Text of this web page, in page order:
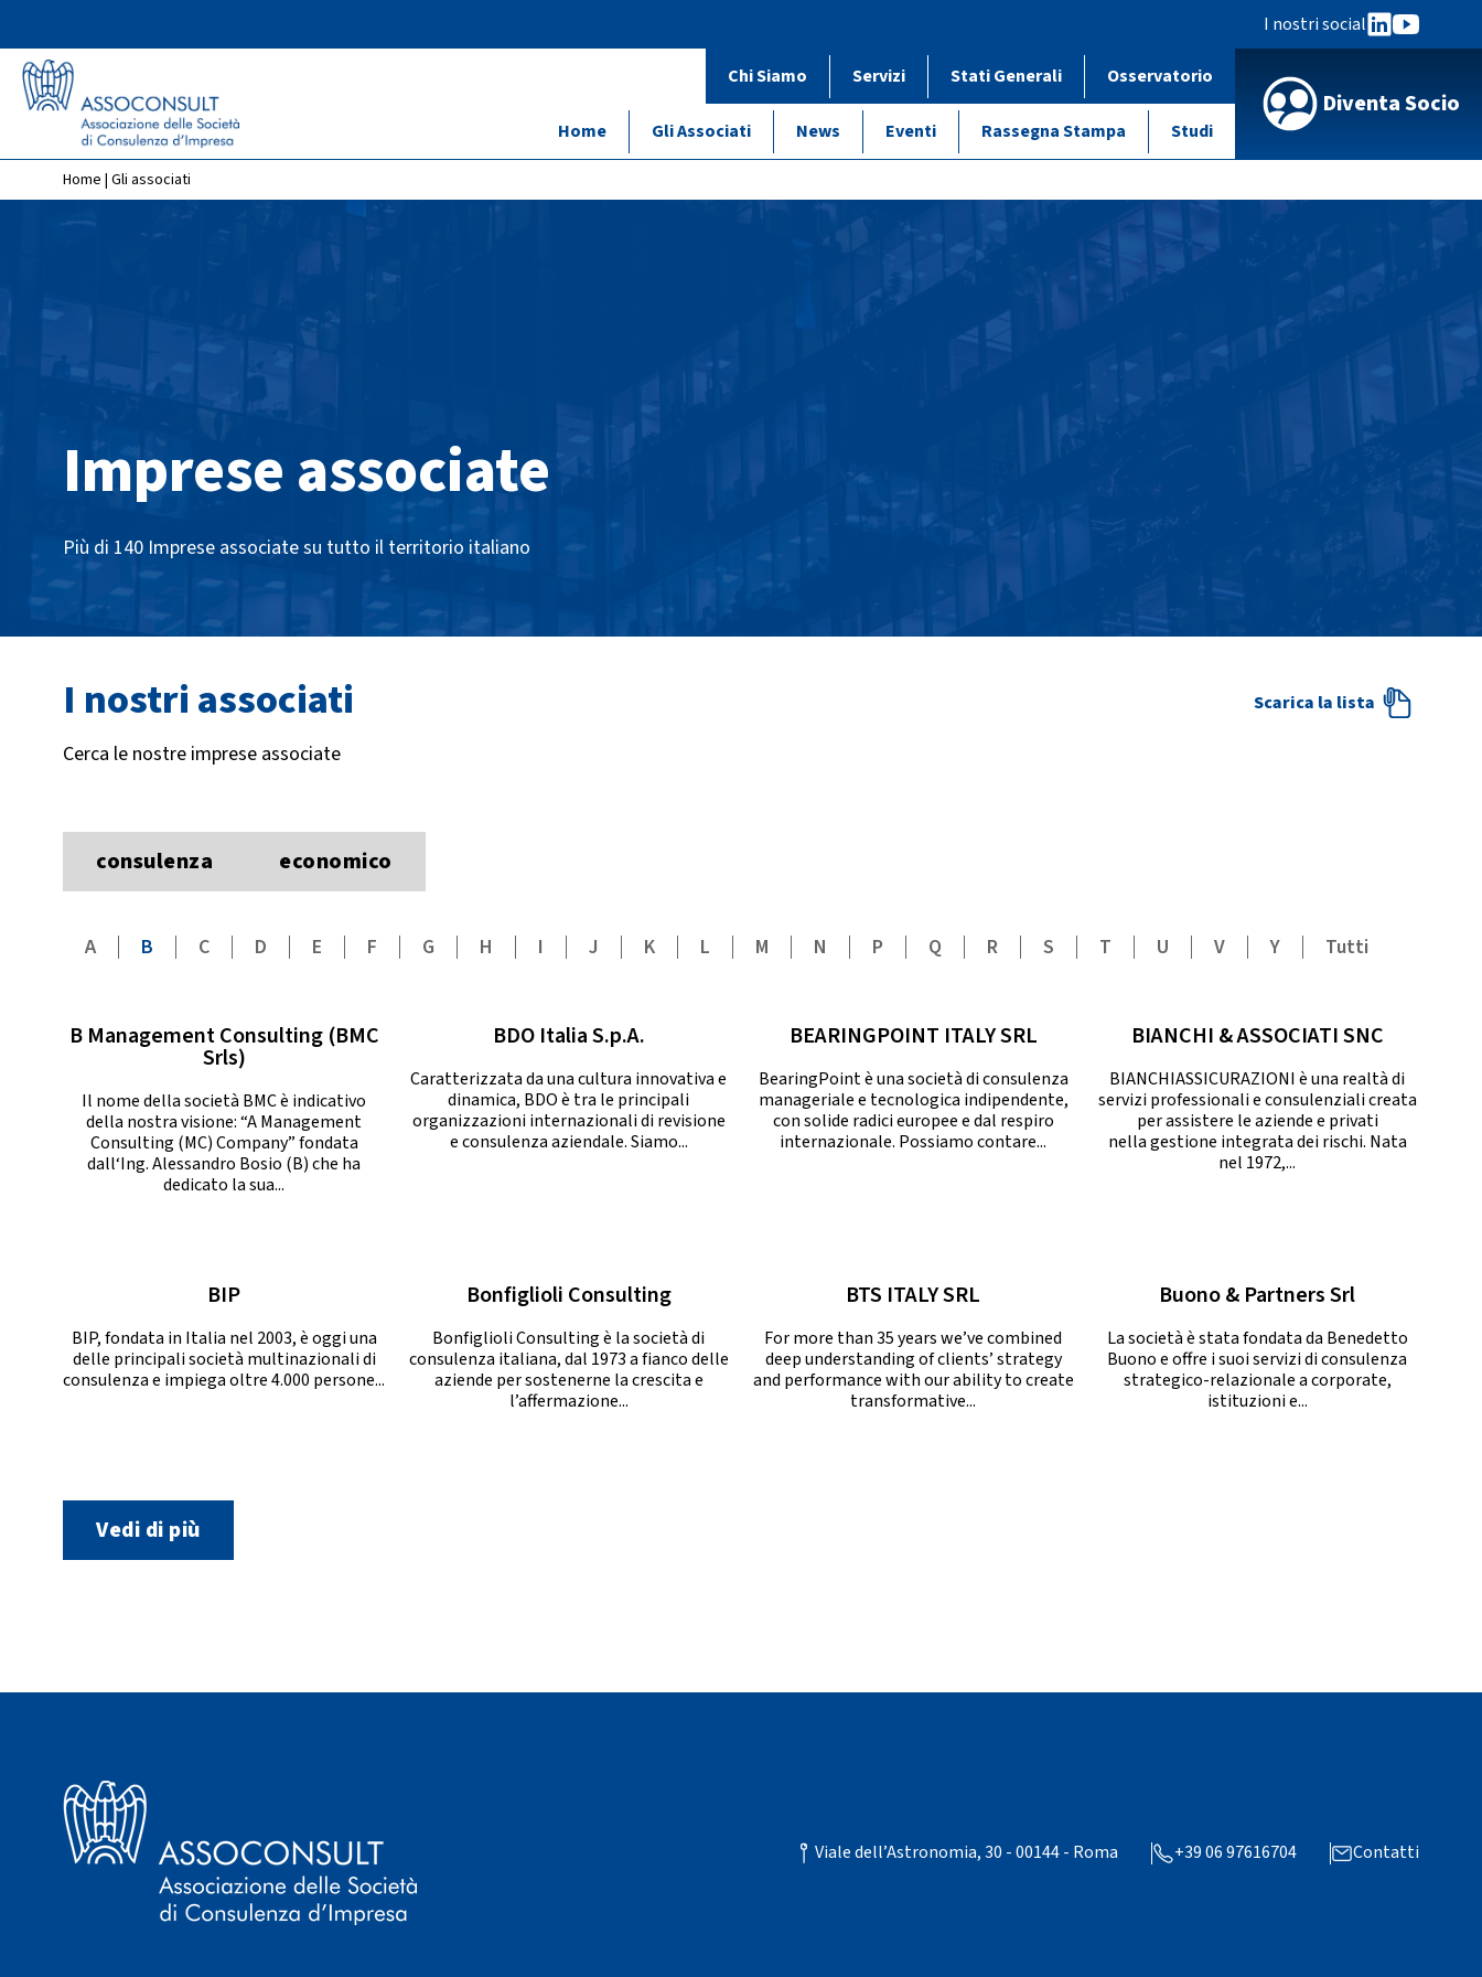
I nostri social
Chi Siamo Servizi Stati Generali Osservatorio
Home Gli Associati News Eventi Rassegna Stampa Studi
Diventa Socio
Home |Gli associati
Imprese associate
Più di 140 Imprese associate su tutto il territorio italiano
I nostri associati
Cerca le nostre imprese associate
scarica la lista
consulenza economico
A B C D E F G H I J K L M N P Q R S T U V Y Tutti
B Management Consulting (BMC
Srls)
Il nome della società BMC è indicativo
della nostra visione: “A Management
Consulting (MC) Company” fondata
dall‘Ing. Alessandro Bosio (B) che ha
dedicato la sua...
BDO Italia S.p.A.
Caratterizzata da una cultura innovativa e
dinamica, BDO è tra le principali
organizzazioni internazionali di revisione
e consulenza aziendale. Siamo...
BEARINGPOINT ITALY SRL
BearingPoint è una società di consulenza
manageriale e tecnologica indipendente,
con solide radici europee e dal respiro
internazionale. Possiamo contare...
BIANCHI & ASSOCIATI SNC
BIANCHIASSICURAZIONI è una realtà di
servizi professionali e consulenziali creata
per assistere le aziende e privati
nella gestione integrata dei rischi. Nata
nel 1972,...
BIP
BIP, fondata in Italia nel 2003, è oggi una
delle principali società multinazionali di
consulenza e impiega oltre 4.000 persone...
Bonfiglioli Consulting
Bonfiglioli Consulting è la società di
consulenza italiana, dal 1973 a fianco delle
aziende per sostenerne la crescita e
l’affermazione...
BTS ITALY SRL
For more than 35 years we’ve combined
deep understanding of clients’ strategy
and performance with our ability to create
transformative...
Buono & Partners Srl
La società è stata fondata da Benedetto
Buono e offre i suoi servizi di consulenza
strategico-relazionale a corporate,
istituzioni e...
Vedi di più
Viale dell’Astronomia, 30 - 00144 - Roma +39 06 97616704 Contatti